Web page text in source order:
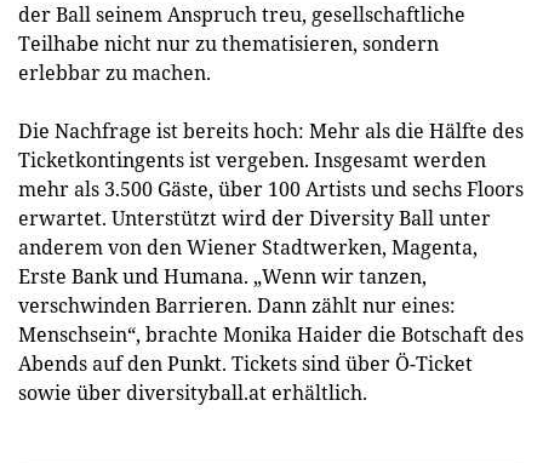
der Ball seinem Anspruch treu, gesellschaftliche
Teilhabe nicht nur zu thematisieren, sondern
erlebbar zu machen.
Die Nachfrage ist bereits hoch: Mehr als die Hälfte des
Ticketkontingents ist vergeben. Insgesamt werden
mehr als 3.500 Gäste, über 100 Artists und sechs Floors
erwartet. Unterstützt wird der Diversity Ball unter
anderem von den Wiener Stadtwerken, Magenta,
Erste Bank und Humana. „Wenn wir tanzen,
verschwinden Barrieren. Dann zählt nur eines:
Menschsein“, brachte Monika Haider die Botschaft des
Abends auf den Punkt. Tickets sind über Ö-Ticket
sowie über diversityball.at erhältlich.